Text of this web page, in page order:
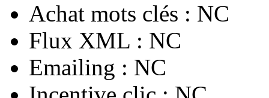
Achat mots clés : NC
Flux XML : NC
Emailing : NC